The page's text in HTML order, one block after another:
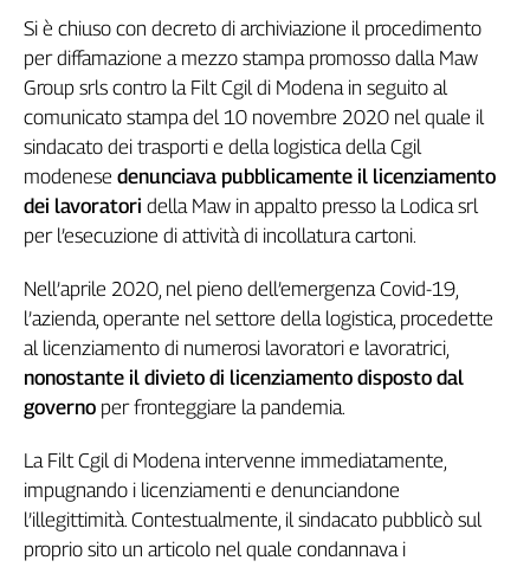
Spi
Inca
Caaf
Speciali
G8
di
Genova,
il
sangue
della
ragione
120
anni
Cgil
Academy
Collettiva
Play
Rubriche
Si è chiuso con decreto di archiviazione il procedimento
per diffamazione a mezzo stampa promosso dalla Maw
Group srls contro la Filt Cgil di Modena in seguito al
comunicato stampa del 10 novembre 2020 nel quale il
sindacato dei trasporti e della logistica della Cgil
modenese denunciava pubblicamente il licenziamento
dei lavoratori della Maw in appalto presso la Lodica srl
per l’esecuzione di attività di incollatura cartoni.
Nell’aprile 2020, nel pieno dell’emergenza Covid-19,
l’azienda, operante nel settore della logistica, procedette
al licenziamento di numerosi lavoratori e lavoratrici,
nonostante il divieto di licenziamento disposto dal
governo per fronteggiare la pandemia.
La Filt Cgil di Modena intervenne immediatamente,
impugnando i licenziamenti e denunciandone
l’illegittimità. Contestualmente, il sindacato pubblicò sul
proprio sito un articolo nel quale condannava i